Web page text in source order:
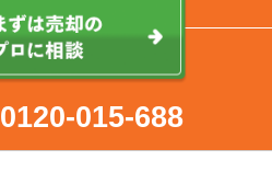
0120-015-688